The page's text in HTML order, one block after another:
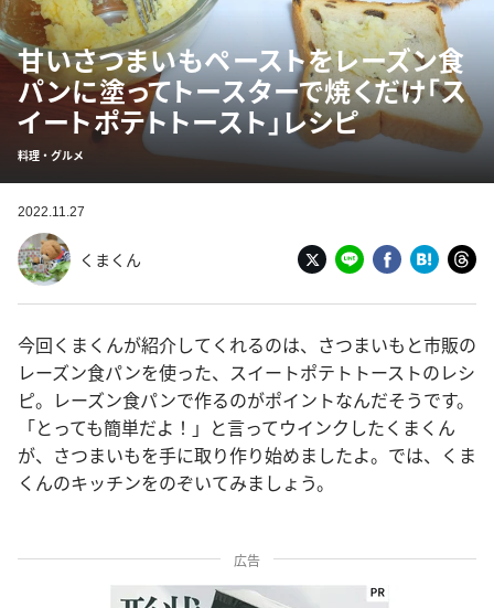
甘いさつまいもペーストをレーズン食
パンに塗ってトースターで焼くだけ「ス
イートポテトトースト」レシピ
料理・グルメ
2022.11.27
くまくん
今回くまくんが紹介してくれるのは、さつまいもと市販の
レーズン食パンを使った、スイートポテトトーストのレシ
ピ。レーズン食パンで作るのがポイントなんだそうです。
「とっても簡単だよ！」と言ってウインクしたくまくん
が、さつまいもを手に取り作り始めましたよ。では、くま
くんのキッチンをのぞいてみましょう。
広告